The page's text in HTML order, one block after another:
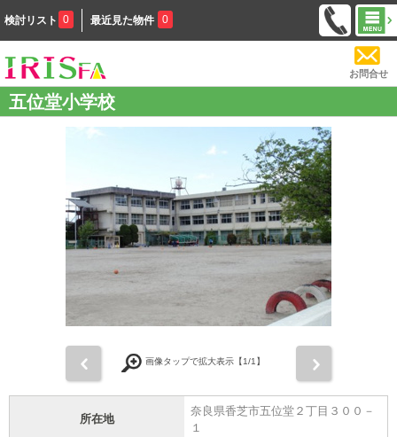
検討リスト 0 最近見た物件 0
お問合せ
五位堂小学校
画像タップで拡大表示【1/1】
所在地
奈良県香芝市五位堂２丁目３００－
１